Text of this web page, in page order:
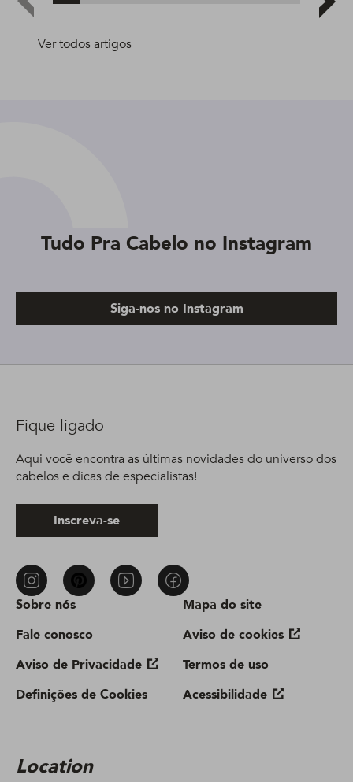
Ver todos artigos
Tudo Pra Cabelo no Instagram
Siga-nos no Instagram
Sobre nós
Fale conosco
Aviso de Privacidade
Definições de Cookies
Mapa do site
Aviso de cookies
Termos de uso
Acessibilidade
Location
Fique ligado
Aqui você encontra as últimas novidades do universo dos
cabelos e dicas de especialistas!
Inscreva-se